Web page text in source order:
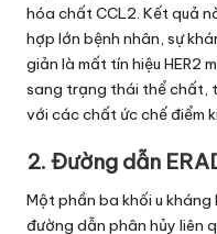
hóa chất CCL2. Kết quả
hợp lớn bệnh nhân, sự
giản là mất tín hiệu HER2
sang trạng thái thể chất,
với các chất ức chế điểm
2. Đường dẫn
Một phần ba khối u
đường dẫn phân hủy liên